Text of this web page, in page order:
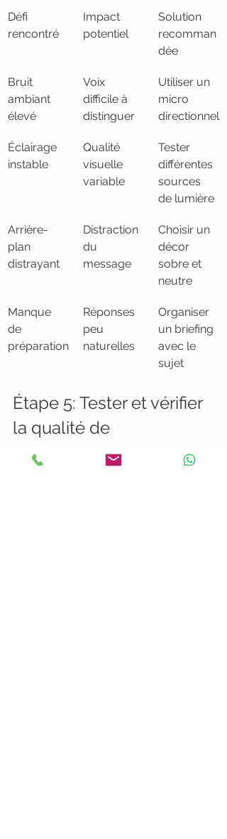
Défi
rencontré
Impact
potentiel
Solution
recomman
dée
Bruit
ambiant
élevé
Voix
difficile à
distinguer
Utiliser un
micro
directionnel
Éclairage
instable
Qualité
visuelle
variable
Tester
différentes
sources
de lumière
Arrière-
plan
distrayant
Distraction
du
message
Choisir un
décor
sobre et
neutre
Manque
de
préparation
Réponses
peu
naturelles
Organiser
un briefing
avec le
sujet
Étape 5: Tester et vérifier
la qualité de
l’enregistrement